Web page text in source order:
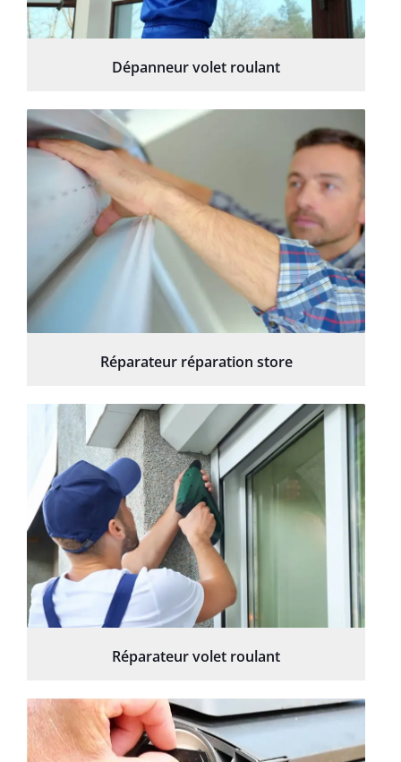
Dépanneur volet roulant
Réparateur réparation store
Réparateur volet roulant